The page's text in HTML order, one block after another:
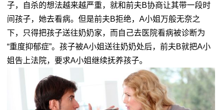
子，自杀的想法越来越严重，就和前夫B协商让其带一段时
间孩子，她去看病。但是前夫B拒绝，A小姐万般无奈之
下，只得把孩子送往奶奶家，而自己去医院看病被诊断为
“重度抑郁症”。孩子被A小姐送往奶奶处后，前夫B就把A小
姐告上法院，要求A小姐继续抚养孩子。